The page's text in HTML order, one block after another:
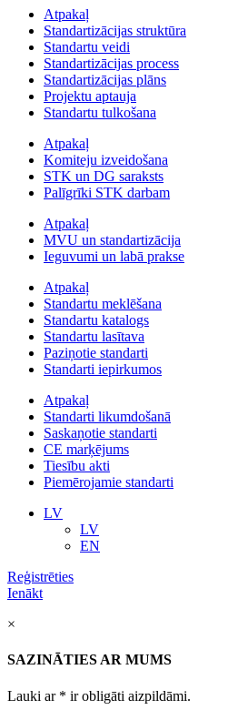
Atpakaļ
Standartizācijas struktūra
Standartu veidi
Standartizācijas process
Standartizācijas plāns
Projektu aptauja
Standartu tulkošana
Atpakaļ
Komiteju izveidošana
STK un DG saraksts
Palīgrīki STK darbam
Atpakaļ
MVU un standartizācija
Ieguvumi un labā prakse
Atpakaļ
Standartu meklēšana
Standartu katalogs
Standartu lasītava
Paziņotie standarti
Standarti iepirkumos
Atpakaļ
Standarti likumdošanā
Saskaņotie standarti
CE marķējums
Tiesību akti
Piemērojamie standarti
LV
LV
EN
Reģistrēties
Ienākt
×
SAZINĀTIES AR MUMS
Lauki ar * ir obligāti aizpildāmi.